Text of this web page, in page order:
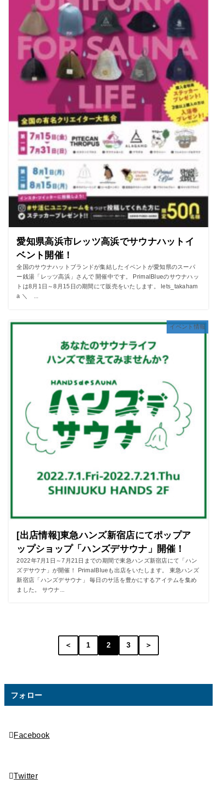
愛知県高浜市レッツ高浜でサウナハットイ
ベント開催！
全国のサウナハットブランドが集結したイベントが愛知県のスーパ
ー銭湯「レッツ高浜」さんで 開催中です。 PrimalBlueのサウナハッ
トは8月1日～8月15日の期間にて販売をいたします。 lets_takaham
a ＼ ...
イベント情報
[出店情報]東急ハンズ新宿店にてポップア
ップショップ「ハンズデサウナ」開催！
2022年7月1日～7月21日までの期間で東急ハンズ新宿店にて「ハン
ズデサウナ」が開催！ PrimalBlueも出店をいたします。 東急ハンズ
新宿店「ハンズデサウナ」 毎日のサ活を豊かにするアイテムを集め
ました。 サウナ...
＜ 1 2 3 ＞
フォロー
Facebook
Twitter